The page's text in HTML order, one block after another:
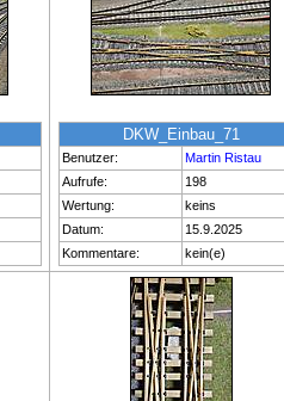
DKW_Einbau_71
Benutzer:
Martin Ristau
Aufrufe:
198
Wertung:
keins
Datum:
15.9.2025
Kommentare:
kein(e)